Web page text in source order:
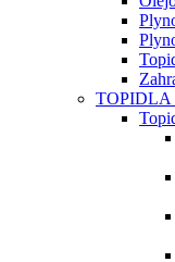
TOPIDLA